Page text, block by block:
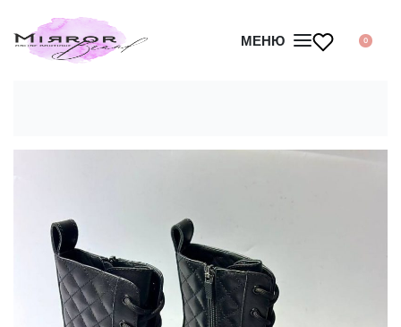
МЕНЮ 0